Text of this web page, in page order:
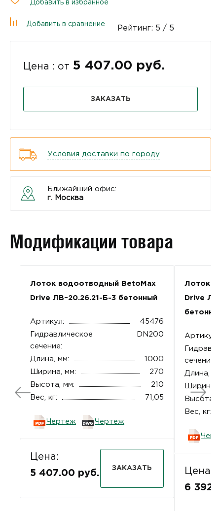
Добавить в избранное
Добавить в сравнение
Рейтинг: 5 / 5
Цена : от 5 407.00 руб.
ЗАКАЗАТЬ
Условия доставки по городу
Ближайший офис:
г. Москва
Модификации товара
Лоток водоотводный BetoMax
Drive ЛВ–20.26.21-Б-3 бетонный
Артикул:
45476
Гидравлическое
сечение:
DN200
Длина, мм:
1000
Ширина, мм:
270
Высота, мм:
210
Вес, кг:
71,05
Чертеж Чертеж
Цена:
5 407.00 руб.
ЗАКАЗАТЬ
Лоток
Drive
Артикул:
сечение:
Длина,
Ширина,
Высота,
Вес, кг:
Цена:
6